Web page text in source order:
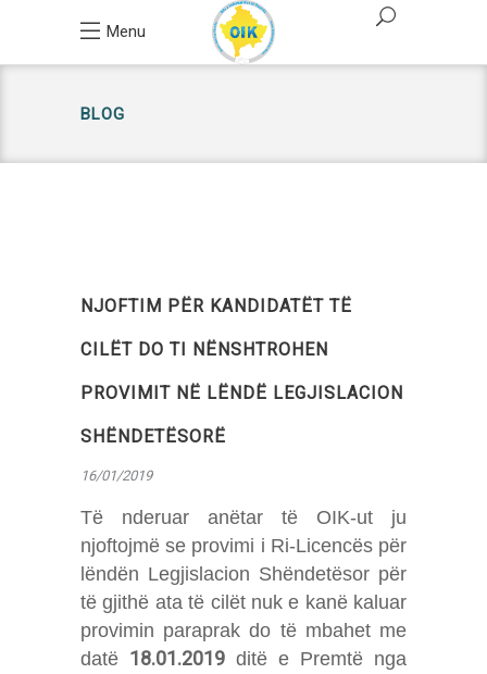
Menu
BLOG
NJOFTIM PËR KANDIDATËT TË
CILËT DO TI NËNSHTROHEN
PROVIMIT NË LËNDË LEGJISLACION
SHËNDETËSORË
16/01/2019
Të nderuar anëtar të OIK-ut ju
njoftojmë se provimi i Ri-Licencës për
lëndën Legjislacion Shëndetësor për
të gjithë ata të cilët nuk e kanë kaluar
provimin paraprak do të mbahet me
datë 18.01.2019 ditë e Premtë nga